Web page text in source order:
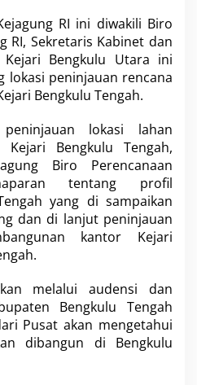
r
i
,
T
i
m
K
a
u
n
g
R
u
n
g
RI ini diwakili Biro
RI, Sekretaris Kabinet dan
Bengkulu Utara ini
lokasi peninjauan rencana
Bengkulu Tengah.
lokasi lahan
Kejari Bengkulu Tengah,
Biro Perencanaan
tentang profil
yang di sampaikan
dan di lanjut peninjauan
kantor Kejari
melalui audensi dan
Bengkulu Tengah
Pusat akan mengetahui
dibangun di Bengkulu